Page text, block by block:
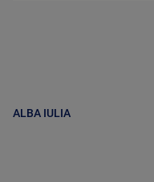
ALBA IULIA